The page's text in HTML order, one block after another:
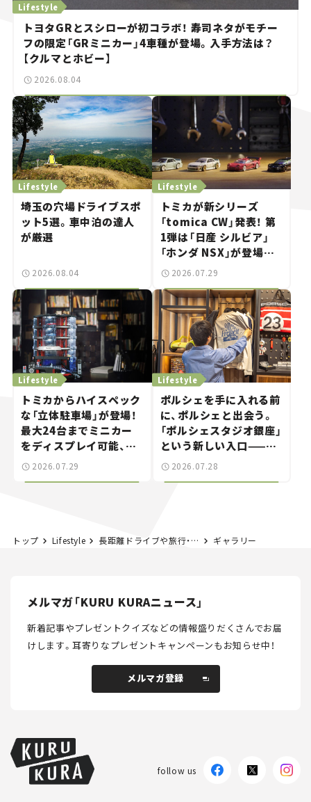
トヨタGRとスシローが初コラボ！ 寿司ネタがモチー
フの限定「GRミニカー」4車種が登場。入手方法は？
【クルマとホビー】
Lifestyle
2026.08.04
埼玉の穴場ドライブスポ
ット5選。車中泊の達人
が厳選
Lifestyle
2026.08.04
トミカが新シリーズ
「tomica CW」発表！ 第
1弾は「日産 シルビア」
「ホンダ NSX」が登場。
世界が注目す
とホビー】
Lifestyle
2026.07.29
トミカからハイスペック
な「立体駐車場」が登場！
最大24台までミニカー
をディスプレイ可能、特
別な「日産 GT-R
Lifestyle
2026.07.29
ポルシェを手に入れる前
に、ポルシェと出会う。
「ポルシェスタジオ銀座」
という新しい入口——連
載｜CCGとクルマでどう
Lifestyle
2026.07.28
トップ Lifestyle 長距離ドライブや旅行・帰省で便利！ 立ち寄り湯のある道の駅活用術 ギャラリー
メルマガ「KURU KURAニュース」
新着記事やプレゼントクイズなどの情報盛りだくさんでお届
けします。耳寄りなプレゼントキャンペーンもお知らせ中！
メルマガ登録
follow us